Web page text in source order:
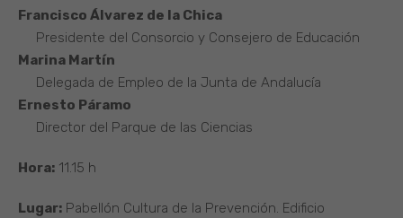
Francisco Álvarez de la Chica
Presidente del Consorcio y Consejero de Educación
Marina Martín
Delegada de Empleo de la Junta de Andalucía
Ernesto Páramo
Director del Parque de las Ciencias
Hora: 11.15 h
Lugar: Pabellón Cultura de la Prevención. Edificio